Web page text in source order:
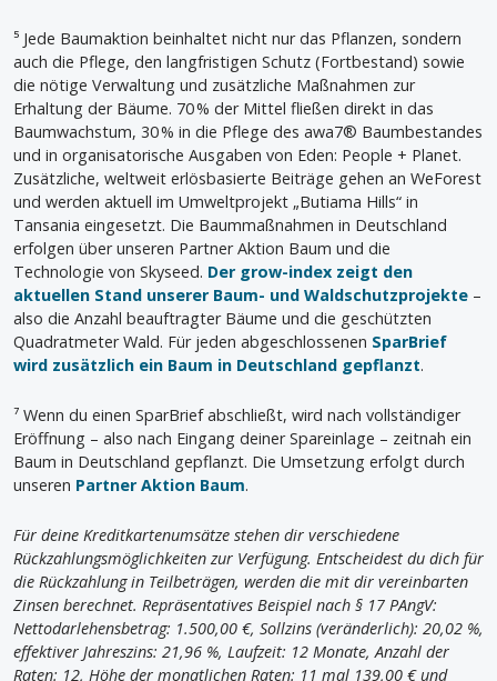
⁵ Jede Baumaktion beinhaltet nicht nur das Pflanzen, sondern
auch die Pflege, den langfristigen Schutz (Fortbestand) sowie
die nötige Verwaltung und zusätzliche Maßnahmen zur
Erhaltung der Bäume. 70 % der Mittel fließen direkt in das
Baumwachstum, 30 % in die Pflege des awa7® Baumbestandes
und in organisatorische Ausgaben von Eden: People + Planet.
Zusätzliche, weltweit erlösbasierte Beiträge gehen an WeForest
und werden aktuell im Umweltprojekt „Butiama Hills“ in
Tansania eingesetzt. Die Baummaßnahmen in Deutschland
erfolgen über unseren Partner Aktion Baum und die
Technologie von Skyseed. Der grow-index zeigt den
aktuellen Stand unserer Baum- und Waldschutzprojekte –
also die Anzahl beauftragter Bäume und die geschützten
Quadratmeter Wald. Für jeden abgeschlossenen SparBrief
wird zusätzlich ein Baum in Deutschland gepflanzt.
⁷ Wenn du einen SparBrief abschließt, wird nach vollständiger
Eröffnung – also nach Eingang deiner Spareinlage – zeitnah ein
Baum in Deutschland gepflanzt. Die Umsetzung erfolgt durch
unseren Partner Aktion Baum.
Für deine Kreditkartenumsätze stehen dir verschiedene
Rückzahlungsmöglichkeiten zur Verfügung. Entscheidest du dich für
die Rückzahlung in Teilbeträgen, werden die mit dir vereinbarten
Zinsen berechnet. Repräsentatives Beispiel nach § 17 PAngV:
Nettodarlehensbetrag: 1.500,00 €, Sollzins (veränderlich): 20,02 %,
effektiver Jahreszins: 21,96 %, Laufzeit: 12 Monate, Anzahl der
Raten: 12, Höhe der monatlichen Raten: 11 mal 139,00 € und